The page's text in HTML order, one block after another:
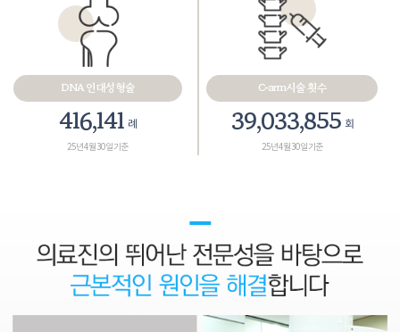
DNA 인대성형술
467,575례
25년 4월 30일 기준
C-arm시술 횟수
43,858,265회
25년 4월 30일 기준